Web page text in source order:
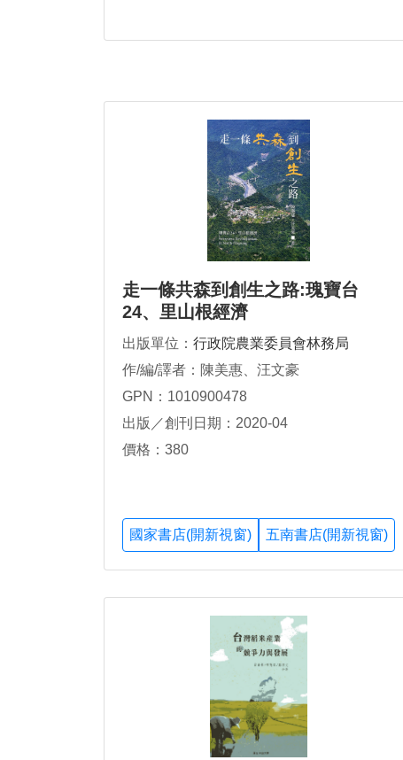
走一條共森到創生之路:瑰寶台
24、里山根經濟
出版單位： 行政院農業委員會林務局
作/編/譯者：陳美惠、汪文豪
GPN：1010900478
出版／創刊日期：2020-04
價格：380
國家書店(開新視窗) 五南書店(開新視窗)